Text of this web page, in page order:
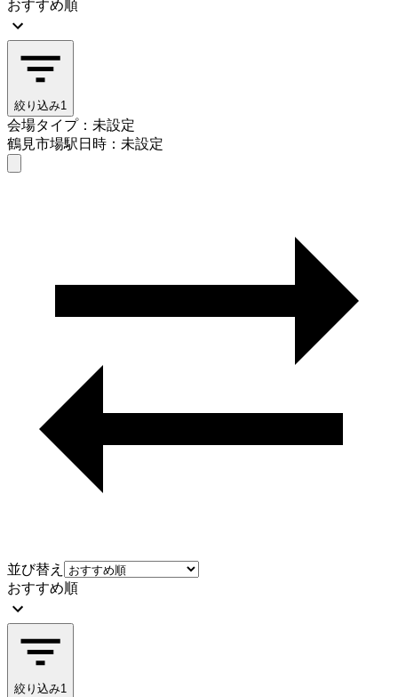
おすすめ順
絞り込み1
会場タイプ：未設定
鶴見市場駅日時：未設定
並び替え
おすすめ順
絞り込み1